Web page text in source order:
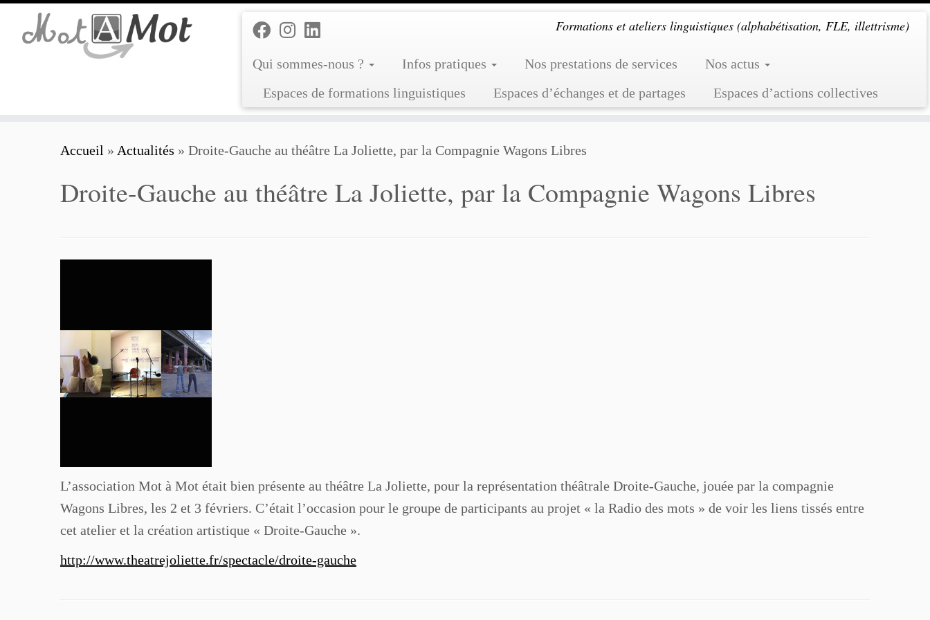
Formations et ateliers linguistiques (alphabétisation, FLE, illettrisme)
Qui sommes-nous ? Infos pratiques Nos prestations de services
Nos actus
Espaces de formations linguistiques
Espaces d’échanges et de partages Espaces d’actions collectives
Accueil » Actualités » Droite-Gauche au théâtre La Joliette, par la Compagnie Wagons Libres
Droite-Gauche au théâtre La Joliette, par la Compagnie Wagons Libres
L’association Mot à Mot était bien présente au théâtre La Joliette, pour la représentation théâtrale Droite-Gauche, jouée par la compagnie
Wagons Libres, les 2 et 3 févriers. C’était l’occasion pour le groupe de participants au projet « la Radio des mots » de voir les liens tissés entre
cet atelier et la création artistique « Droite-Gauche ».
http://www.theatrejoliette.fr/spectacle/droite-gauche